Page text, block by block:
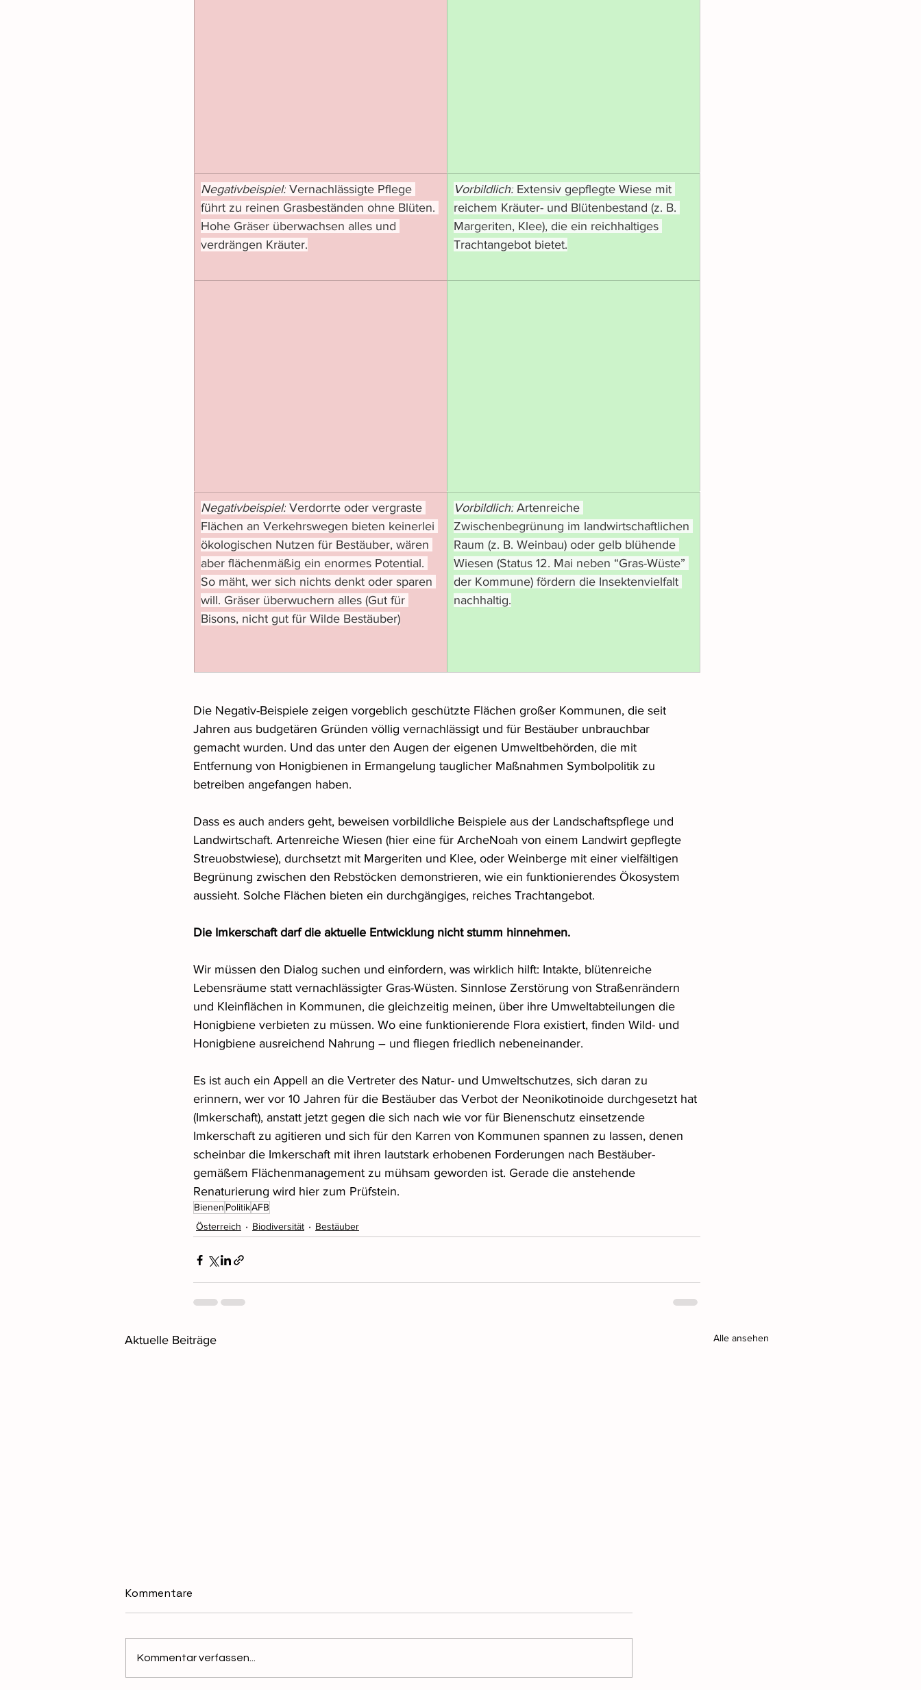
Negativbeispiel: Vernachlässigte Pflege
führt zu reinen Grasbeständen ohne Blüten.
Hohe Gräser überwachsen alles und
verdrängen Kräuter.
Vorbildlich: Extensiv gepflegte Wiese mit
reichem Kräuter- und Blütenbestand (z. B.
Margeriten, Klee), die ein reichhaltiges
Trachtangebot bietet.
Negativbeispiel: Verdorrte oder vergraste
Flächen an Verkehrswegen bieten keinerlei
ökologischen Nutzen für Bestäuber, wären
aber flächenmäßig ein enormes Potential.
So mäht, wer sich nichts denkt oder sparen
will. Gräser überwuchern alles (Gut für
Bisons, nicht gut für Wilde Bestäuber)
Vorbildlich: Artenreiche
Zwischenbegrünung im landwirtschaftlichen
Raum (z. B. Weinbau) oder gelb blühende
Wiesen (Status 12. Mai neben “Gras-Wüste”
der Kommune) fördern die Insektenvielfalt
nachhaltig.
Die Negativ-Beispiele zeigen vorgeblich geschützte Flächen großer Kommunen, die seit
Jahren aus budgetären Gründen völlig vernachlässigt und für Bestäuber unbrauchbar
gemacht wurden. Und das unter den Augen der eigenen Umweltbehörden, die mit
Entfernung von Honigbienen in Ermangelung tauglicher Maßnahmen Symbolpolitik zu
betreiben angefangen haben.
Dass es auch anders geht, beweisen vorbildliche Beispiele aus der Landschaftspflege und
Landwirtschaft. Artenreiche Wiesen (hier eine für ArcheNoah von einem Landwirt gepflegte
Streuobstwiese), durchsetzt mit Margeriten und Klee, oder Weinberge mit einer vielfältigen
Begrünung zwischen den Rebstöcken demonstrieren, wie ein funktionierendes Ökosystem
aussieht. Solche Flächen bieten ein durchgängiges, reiches Trachtangebot.
Die Imkerschaft darf die aktuelle Entwicklung nicht stumm hinnehmen.
Wir müssen den Dialog suchen und einfordern, was wirklich hilft: Intakte, blütenreiche
Lebensräume statt vernachlässigter Gras-Wüsten. Sinnlose Zerstörung von Straßenrändern
und Kleinflächen in Kommunen, die gleichzeitig meinen, über ihre Umweltabteilungen die
Honigbiene verbieten zu müssen. Wo eine funktionierende Flora existiert, finden Wild- und
Honigbiene ausreichend Nahrung – und fliegen friedlich nebeneinander.
Es ist auch ein Appell an die Vertreter des Natur- und Umweltschutzes, sich daran zu
erinnern, wer vor 10 Jahren für die Bestäuber das Verbot der Neonikotinoide durchgesetzt hat
(Imkerschaft), anstatt jetzt gegen die sich nach wie vor für Bienenschutz einsetzende
Imkerschaft zu agitieren und sich für den Karren von Kommunen spannen zu lassen, denen
scheinbar die Imkerschaft mit ihren lautstark erhobenen Forderungen nach Bestäuber-
gemäßem Flächenmanagement zu mühsam geworden ist. Gerade die anstehende
Renaturierung wird hier zum Prüfstein.
Bienen PolitikAFB
Österreich
Biodiversität Bestäuber
Aktuelle Beiträge Alle ansehen
Kommentare
Kommentar verfassen...